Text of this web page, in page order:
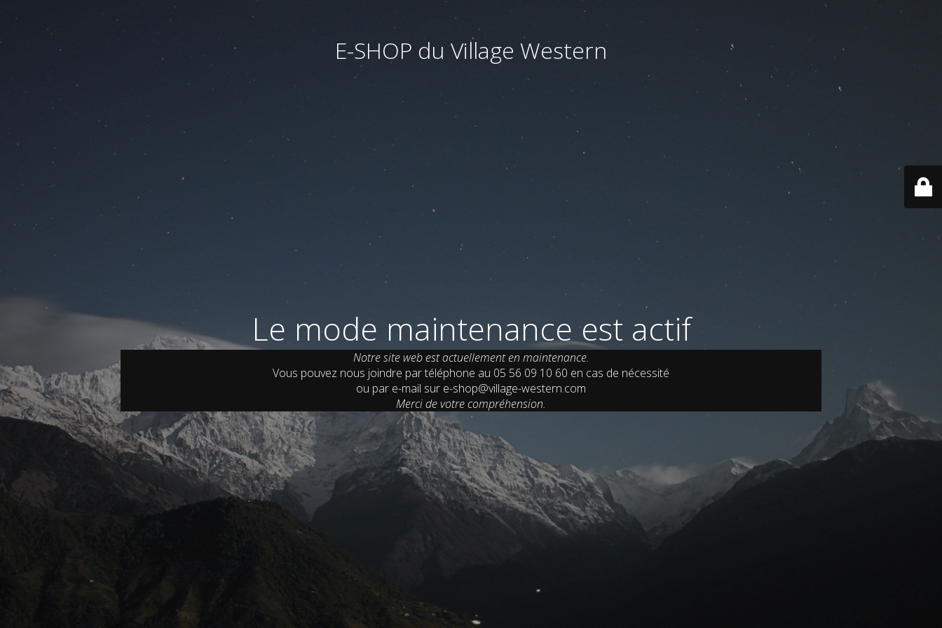
E-SHOP du Village Western
Le mode maintenance est actif
Notre site web est actuellement en maintenance.
Vous pouvez nous joindre par téléphone au 05 56 09 10 60 en cas de nécessité
ou par e-mail sur e-shop@village-western.com
Merci de votre compréhension.